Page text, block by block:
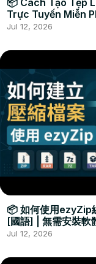
Trực Tuyến Miễn
Đặt Phần Mềm
Jul 12, 2026
📦 如何使用ezyZip
[國語] | 無需安裝軟
Jul 12, 2026